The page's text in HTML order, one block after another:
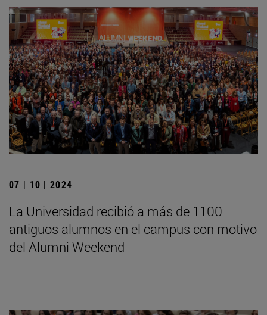
07 | 10 | 2024
La Universidad recibió a más de 1100
antiguos alumnos en el campus con motivo
del Alumni Weekend